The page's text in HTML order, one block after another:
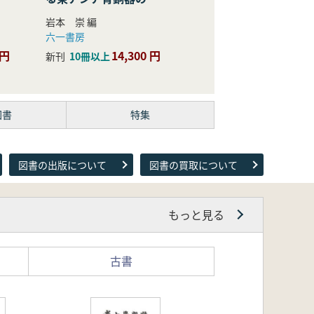
際的研究
岩本 崇 編
六一書房
新刊 10冊以上14,300 円
特集
図書の出版について 図書の買取について
もっと見る
古書